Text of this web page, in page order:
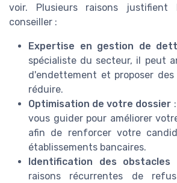
voir. Plusieurs raisons
conseiller :
Expertise en gestion de
spécialiste du secteur, il peut
d'endettement et proposer
réduire.
Optimisation de votre dossier
vous guider pour améliorer
afin de renforcer votre
établissements bancaires.
Identification des obstacles
raisons récurrentes de